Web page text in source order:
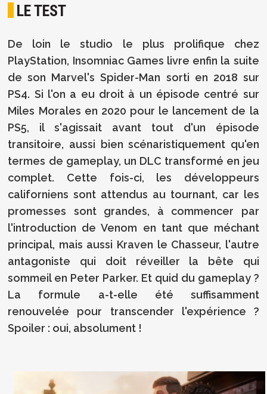
LE TEST
De loin le studio le plus prolifique chez
PlayStation, Insomniac Games livre enfin la suite
de son Marvel's Spider-Man sorti en 2018 sur
PS4. Si l'on a eu droit à un épisode centré sur
Miles Morales en 2020 pour le lancement de la
PS5, il s'agissait avant tout d'un épisode
transitoire, aussi bien scénaristiquement qu'en
termes de gameplay, un DLC transformé en jeu
complet. Cette fois-ci, les développeurs
californiens sont attendus au tournant, car les
promesses sont grandes, à commencer par
l'introduction de Venom en tant que méchant
principal, mais aussi Kraven le Chasseur, l'autre
antagoniste qui doit réveiller la bête qui
sommeil en Peter Parker. Et quid du gameplay ?
La formule a-t-elle été suffisamment
renouvelée pour transcender l'expérience ?
Spoiler : oui, absolument !